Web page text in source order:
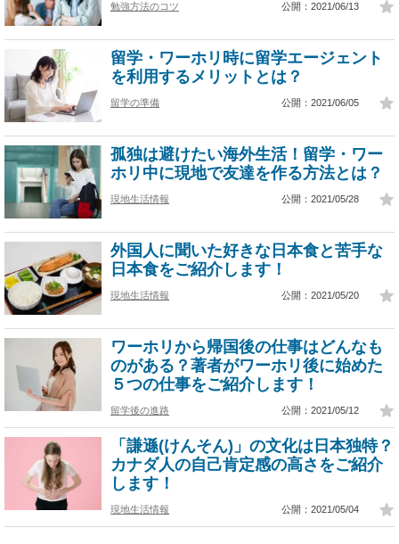
勉強方法のコツ 公開：2021/06/13
留学・ワーホリ時に留学エージェント
を利用するメリットとは？
留学の準備 公開：2021/06/05
孤独は避けたい海外生活！留学・ワー
ホリ中に現地で友達を作る方法とは？
現地生活情報 公開：2021/05/28
外国人に聞いた好きな日本食と苦手な
日本食をご紹介します！
現地生活情報 公開：2021/05/20
ワーホリから帰国後の仕事はどんなも
のがある？著者がワーホリ後に始めた
５つの仕事をご紹介します！
留学後の進路 公開：2021/05/12
「謙遜(けんそん)」の文化は日本独特？
カナダ人の自己肯定感の高さをご紹介
します！
現地生活情報 公開：2021/05/04